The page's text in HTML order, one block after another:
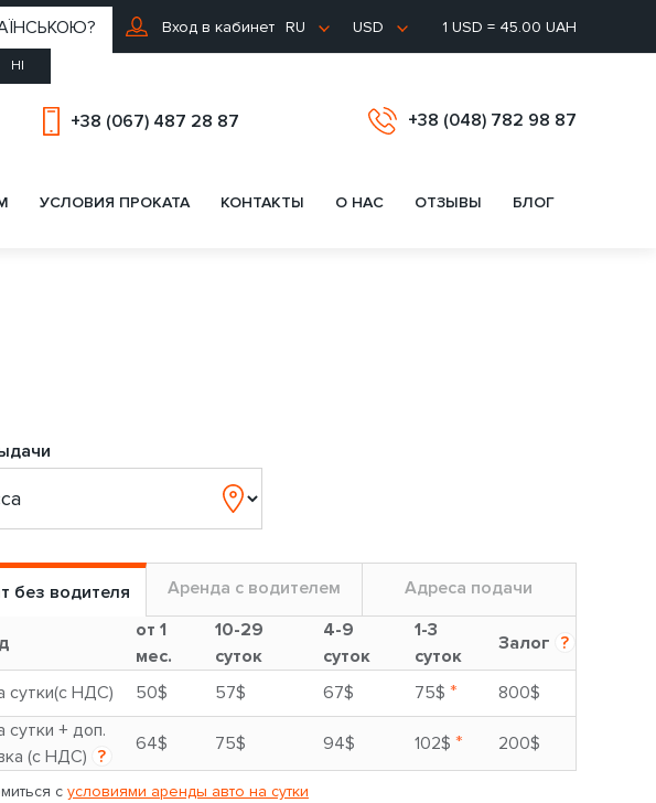
Вход в кабинет RU
НІ
USD 1 USD = 45.00 UAH
+38 (067) 487 28 87 +38 (048) 782 98 87
УСЛОВИЯ ПРОКАТА КОНТАКТЫ О НАС ОТЗЫВЫ БЛОГ
без водителя Аренда с водителем Адреса подачи
от 1
мес.
10-29
суток
4-9
суток
1-3
суток
Залог ?
сутки(с НДС) 50$ 57$ 67$ 75$ *
800$
сутки + доп.
(с НДС) ?
64$ 75$ 94$ 102$ * 200$
с условиями аренды авто на сутки